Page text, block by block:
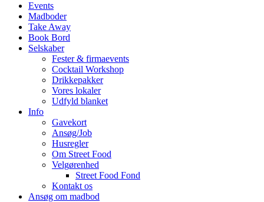
Events
Madboder
Take Away
Book Bord
Selskaber
Fester & firmaevents
Cocktail Workshop
Drikkepakker
Vores lokaler
Udfyld blanket
Info
Gavekort
Ansøg/Job
Husregler
Om Street Food
Velgørenhed
Street Food Fond
Kontakt os
Ansøg om madbod